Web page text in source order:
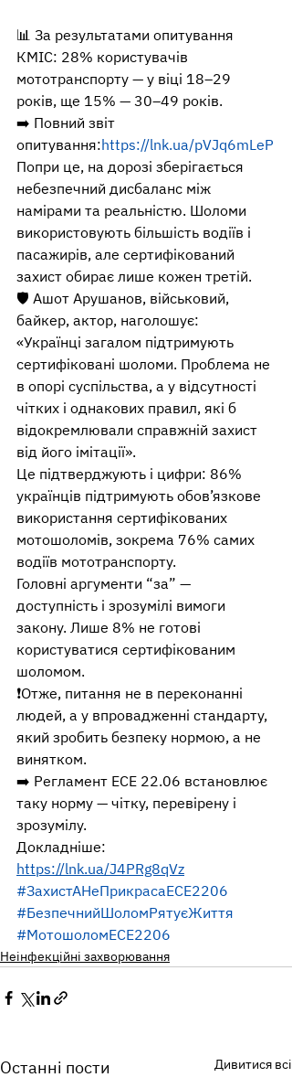
📊 За результатами опитування
КМІС: 28% користувачів
мототранспорту — у віці 18–29
років, ще 15% — 30–49 років.
➡️ Повний звіт
опитування:https://lnk.ua/pVJq6mLeP
Попри це, на дорозі зберігається
небезпечний дисбаланс між
намірами та реальністю. Шоломи
використовують більшість водіїв і
пасажирів, але сертифікований
захист обирає лише кожен третій.
🛡️ Ашот Арушанов, військовий,
байкер, актор, наголошує:
«Українці загалом підтримують
сертифіковані шоломи. Проблема не
в опорі суспільства, а у відсутності
чітких і однакових правил, які б
відокремлювали справжній захист
від його імітації».
Це підтверджують і цифри: 86%
українців підтримують обов’язкове
використання сертифікованих
мотошоломів, зокрема 76% самих
водіїв мототранспорту.
Головні аргументи “за” —
доступність і зрозумілі вимоги
закону. Лише 8% не готові
користуватися сертифікованим
шоломом.
❗️Отже, питання не в переконанні
людей, а у впровадженні стандарту,
який зробить безпеку нормою, а не
винятком.
➡️ Регламент ECE 22.06 встановлює
таку норму — чітку, перевірену і
зрозумілу.
Докладніше:
https://lnk.ua/J4PRg8qVz
#ЗахистАНеПрикрасаECE2206
#БезпечнийШоломРятуєЖиття
#МотошоломECE2206
Неінфекційні захворювання
Останні пости Дивитися всі